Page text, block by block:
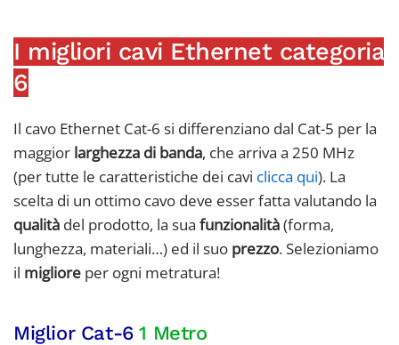
I migliori cavi Ethernet categoria
6
Il cavo Ethernet Cat-6 si differenziano dal Cat-5 per la
maggior larghezza di banda, che arriva a 250 MHz
(per tutte le caratteristiche dei cavi clicca qui). La
scelta di un ottimo cavo deve esser fatta valutando la
qualità del prodotto, la sua funzionalità(forma,
lunghezza, materiali…) ed il suo prezzo. Selezioniamo
il migliore per ogni metratura!
Miglior Cat-6 1 Metro